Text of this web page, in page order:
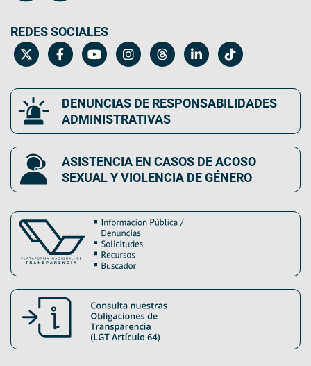
REDES SOCIALES
DENUNCIAS DE RESPONSABILIDADES
ADMINISTRATIVAS
ASISTENCIA EN CASOS DE ACOSO
SEXUAL Y VIOLENCIA DE GÉNERO